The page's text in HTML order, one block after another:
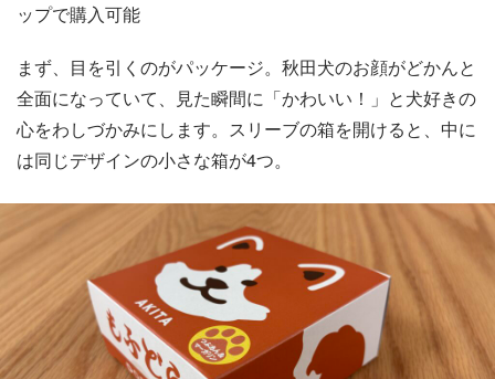
ップで購入可能
まず、目を引くのがパッケージ。秋田犬のお顔がどかんと
全面になっていて、見た瞬間に「かわいい！」と犬好きの
心をわしづかみにします。スリーブの箱を開けると、中に
は同じデザインの小さな箱が4つ。